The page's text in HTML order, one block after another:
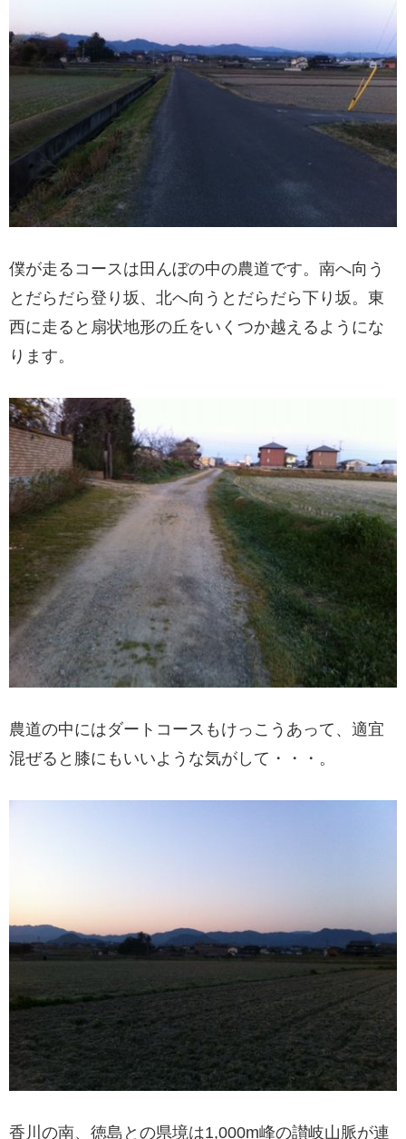
僕が走るコースは田んぼの中の農道です。南へ向う
とだらだら登り坂、北へ向うとだらだら下り坂。東
西に走ると扇状地形の丘をいくつか越えるようにな
ります。
農道の中にはダートコースもけっこうあって、適宜
混ぜると膝にもいいような気がして・・・。
香川の南、徳島との県境は1,000m峰の讃岐山脈が連